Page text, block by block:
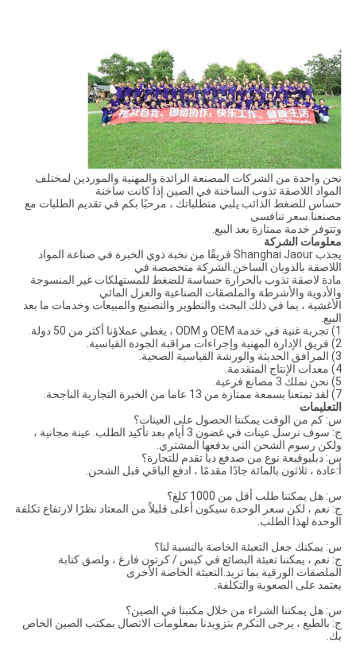
نحن واحدة من الشركات المصنعة الرائدة والمهنية والموردين لمختلف
المواد اللاصقة تذوب الساخنة في الصين.إذا كانت ساخنة
حساس للضغط الذائب يلبي متطلباتك ، مرحبًا بكم في تقديم الطلبات مع
مصنعنا.سعر تنافسى
وتتوفر خدمة ممتازة بعد البيع.
معلومات الشركة
يجذب Shanghai Jaour فريقًا من نخبة ذوي الخبرة في صناعة المواد
اللاصقة بالذوبان الساخن.الشركة متخصصة في
مادة لاصقة تذوب بالحرارة حساسة للضغط للمستهلكات غير المنسوجة
والأدوية والأشرطة والملصقات الصناعية والعزل المائي
الأغشية ، بما في ذلك البحث والتطوير والتصنيع والمبيعات وخدمات ما بعد
البيع.
1) تجربة غنية في خدمة OEM و ODM ، يغطي عملاؤنا أكثر من 50 دولة.
2) فريق الإدارة المهنية وإجراءات مراقبة الجودة القياسية.
3) المرافق الحديثة والورشة القياسية الصحية.
4) معدات الإنتاج المتقدمة.
5) نحن نملك 3 مصانع فرعية.
7) لقد تمتعنا بسمعة ممتازة من 13 عاما من الخبرة التجارية الناجحة.
التعليمات
س: كم من الوقت يمكننا الحصول على العينات؟
ج: سوف نرسل عينات في غضون 3 أيام بعد تأكيد الطلب. عينة مجانية ،
ولكن رسوم الشحن التي يدفعها المشتري.
س: دبليوقبعة نوع من صدفعديا تقدم للتجارة؟
أ:عادة ، ثلاثون بالمائة جادًا مقدمًا ، ادفع الباقي قبل الشحن.
س: هل يمكننا طلب أقل من 1000 كلغ؟
ج: نعم ، لكن سعر الوحدة سيكون أعلى قليلاً من المعتاد نظرًا لارتفاع تكلفة
الوحدة لهذا الطلب.
س: يمكنك جعل التعبئة الخاصة بالنسبة لنا؟
ج: نعم ، يمكننا تعبئة البضائع في كيس / كرتون فارغ ، ولصق كتابة
الملصقات الورقية بما تريد.التعبئة الخاصة الأخرى
يعتمد على الصعوبة والتكلفة.
س: هل يمكننا الشراء من خلال مكتبنا في الصين؟
ج: بالطبع ، يرجى التكرم بتزويدنا بمعلومات الاتصال بمكتب الصين الخاص
بك.